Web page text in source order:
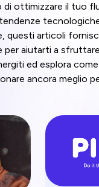
ottimizzare il tuo
questi articoli
per aiutarti a
ed esplora
ancora meglio